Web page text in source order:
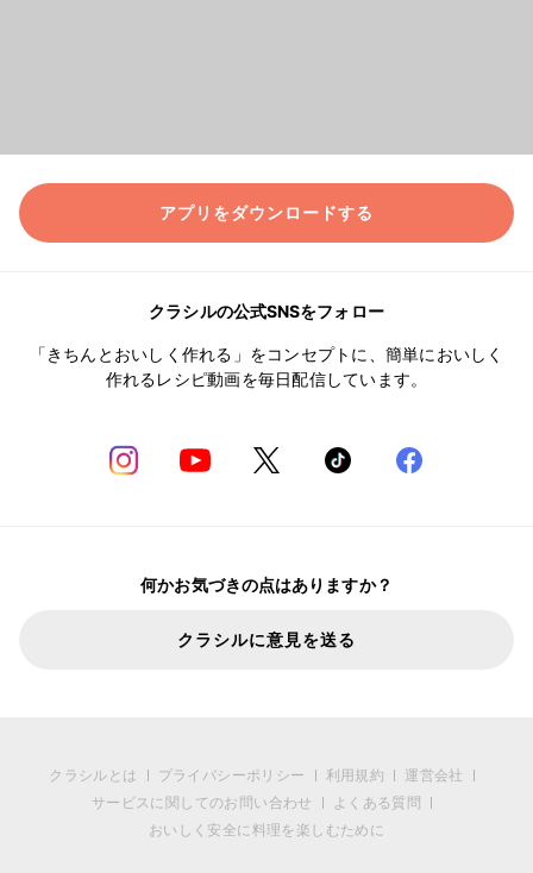
アプリをダウンロードする
クラシルの公式SNSをフォロー
「きちんとおいしく作れる」をコンセプトに、簡単においしく
作れるレシピ動画を毎日配信しています。
何かお気づきの点はありますか？
クラシルに意見を送る
クラシルとは プライバシーポリシー 利用規約
運営会社
サービスに関してのお問い合わせ
よくある質問
おいしく安全に料理を楽しむために